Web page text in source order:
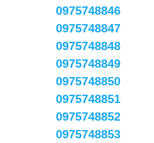
0975748846
0975748847
0975748848
0975748849
0975748850
0975748851
0975748852
0975748853